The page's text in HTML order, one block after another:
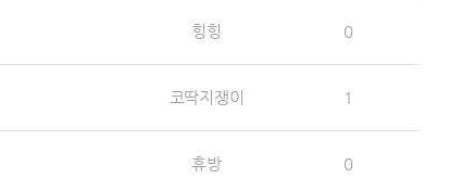
힝힝 0
코딱지쟁이 1
휴방 0